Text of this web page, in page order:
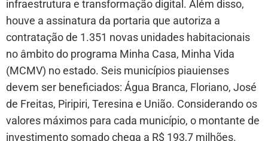
infraestrutura e transformação digital. Além disso,
houve a assinatura da portaria que autoriza a
contratação de 1.351 novas unidades habitacionais
no âmbito do programa Minha Casa, Minha Vida
(MCMV) no estado. Seis municípios piauienses
devem ser beneficiados: Água Branca, Floriano, José
de Freitas, Piripiri, Teresina e União. Considerando os
valores máximos para cada município, o montante de
investimento somado chega a R$ 193,7 milhões.